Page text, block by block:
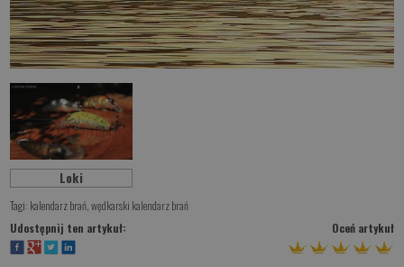
Loki
Tagi: kalendarz brań ,wędkarski kalendarz brań
Udostępnij ten artykuł:
Oceń artykuł